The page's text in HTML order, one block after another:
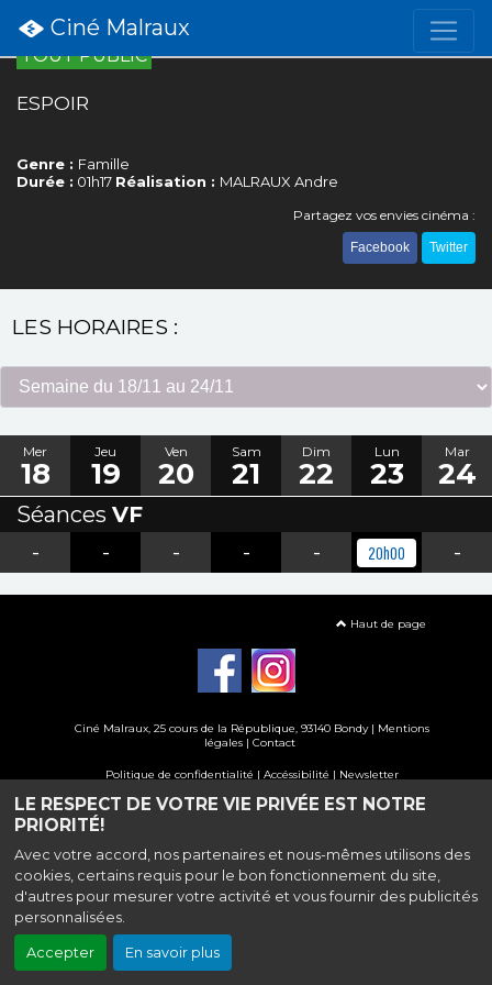
LE RESPECT DE VOTRE VIE PRIVÉE EST NOTRE
PRIORITÉ!
Avec votre accord, nos partenaires et nous-mêmes utilisons des
cookies, certains requis pour le bon fonctionnement du site,
d'autres pour mesurer votre activité et vous fournir des publicités
personnalisées.
Accepter En savoir plus
Ciné Malraux
TOUT PUBLIC
ESPOIR
Genre : Famille
Durée : 01h17 Réalisation : MALRAUX Andre
Partagez vos envies cinéma :
Facebook Twitter
LES HORAIRES :
Mer
18
Jeu
19
Ven
20
Sam
21
Dim
22
Lun
23
Mar
24
Séances VF
-
- - - - 20h00 -
Haut de page
Ciné Malraux, 25 cours de la République, 93140 Bondy | Mentions
légales | Contact
Politique de confidentialité | Accéssibilité | Newsletter
Création site internet www.erakys.com